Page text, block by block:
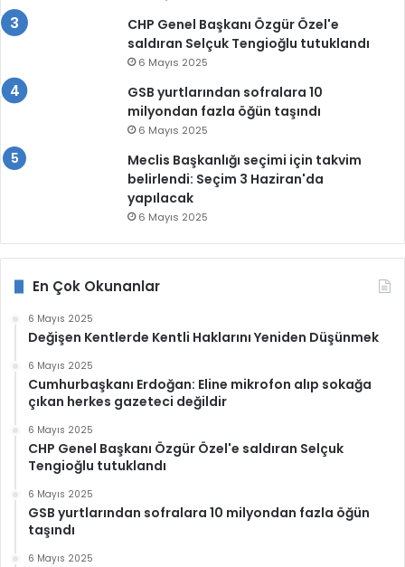
CHP Genel Başkanı Özgür Özel'e
saldıran Selçuk Tengioğlu tutuklandı
6 Mayıs 2025
GSB yurtlarından sofralara 10
milyondan fazla öğün taşındı
6 Mayıs 2025
Meclis Başkanlığı seçimi için takvim
belirlendi: Seçim 3 Haziran'da
yapılacak
6 Mayıs 2025
En Çok Okunanlar
6 Mayıs 2025
Değişen Kentlerde Kentli Haklarını Yeniden Düşünmek
6 Mayıs 2025
Cumhurbaşkanı Erdoğan: Eline mikrofon alıp sokağa
çıkan herkes gazeteci değildir
6 Mayıs 2025
CHP Genel Başkanı Özgür Özel'e saldıran Selçuk
Tengioğlu tutuklandı
6 Mayıs 2025
GSB yurtlarından sofralara 10 milyondan fazla öğün
taşındı
6 Mayıs 2025